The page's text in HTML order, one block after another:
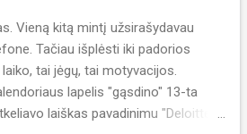
Vieną kitą mintį užsirašydavau
Tačiau išplėsti iki padorios
tai jėgų, tai motyvacijos.
lapelis "gąsdino" 13-ta
laiškas pavadinimu "Deloitte